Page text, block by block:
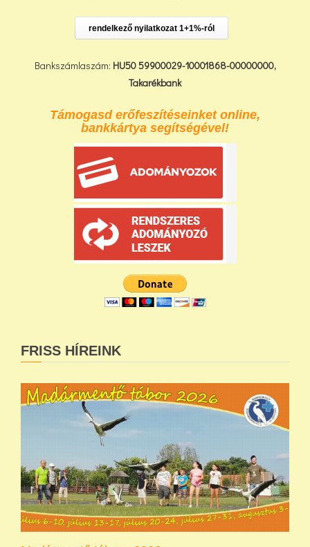
rendelkező nyilatkozat 1+1%-ról
Bankszámlaszám: HU50 59900029-10001868-00000000,
Takarékbank
Támogasd erőfeszítéseinket online,
bankkártya segítségével!
FRISS HÍREINK